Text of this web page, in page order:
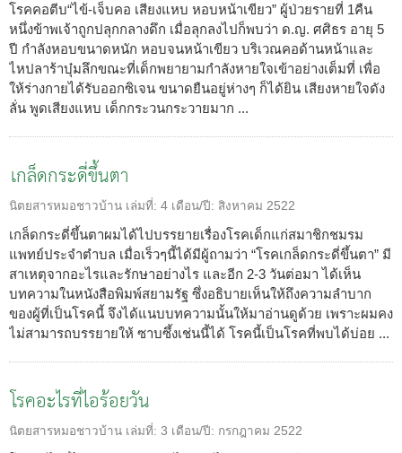
โรคคอตีบ“ไข้-เจ็บคอ เสียงแหบ หอบหน้าเขียว” ผู้ป่วยรายที่ 1คืน
หนึ่งข้าพเจ้าถูกปลุกกลางดึก เมื่อลุกลงไปก็พบว่า ด.ญ. ศศิธร อายุ 5
ปี กำลังหอบขนาดหนัก หอบจนหน้าเขียว บริเวณคอด้านหน้าและ
ไหปลาร้าบุ๋มลึกขณะที่เด็กพยายามกำลังหายใจเข้าอย่างเต็มที่ เพื่อ
ให้ร่างกายได้รับออกซิเจน ขนาดยืนอยู่ห่างๆ ก็ได้ยิน เสียงหายใจดัง
ลั่น พูดเสียงแหบ เด็กกระวนกระวายมาก ...
เกล็ดกระดี่ขึ้นตา
นิตยสารหมอชาวบ้าน เล่มที่: 4 เดือน/ปี: สิงหาคม 2522
เกล็ดกระดี่ขึ้นตาผมได้ไปบรรยายเรื่องโรคเด็กแก่สมาชิกชมรม
แพทย์ประจำตำบล เมื่อเร็วๆนี้ได้มีผู้ถามว่า “โรคเกล็ดกระดี่ขึ้นตา” มี
สาเหตุจากอะไรและรักษาอย่างไร และอีก 2-3 วันต่อมา ได้เห็น
บทความในหนังสือพิมพ์สยามรัฐ ซึ่งอธิบายเห็นให้ถึงความลำบาก
ของผู้ที่เป็นโรคนี้ จึงได้แนบบทความนั้นให้มาอ่านดูด้วย เพราะผมคง
ไม่สามารถบรรยายให้ ซาบซึ้งเช่นนี้ได้ โรคนี้เป็นโรคที่พบได้บ่อย ...
โรคอะไรที่ไอร้อยวัน
นิตยสารหมอชาวบ้าน เล่มที่: 3 เดือน/ปี: กรกฎาคม 2522